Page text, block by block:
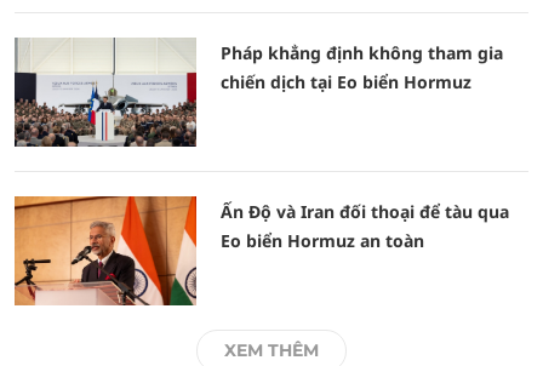
Pháp khẳng định không tham gia
chiến dịch tại Eo biển Hormuz
Ấn Độ và Iran đối thoại để tàu qua
Eo biển Hormuz an toàn
XEM THÊM